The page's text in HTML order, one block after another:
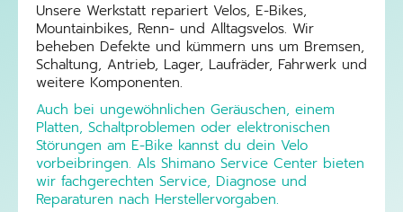
Unsere Werkstatt repariert Velos, E-Bikes,
Mountainbikes, Renn- und Alltagsvelos. Wir
beheben Defekte und kümmern uns um Bremsen,
Schaltung, Antrieb, Lager, Laufräder, Fahrwerk und
weitere Komponenten.
Auch bei ungewöhnlichen Geräuschen, einem
Platten, Schaltproblemen oder elektronischen
Störungen am E-Bike kannst du dein Velo
vorbeibringen. Als Shimano Service Center bieten
wir fachgerechten Service, Diagnose und
Reparaturen nach Herstellervorgaben.